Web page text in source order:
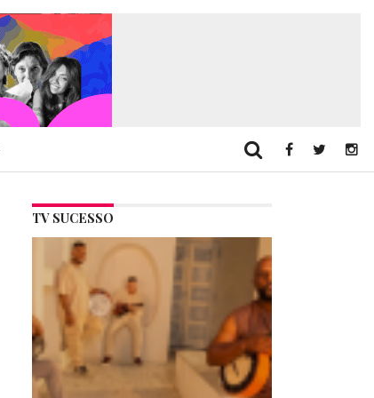
TV SUCESSO